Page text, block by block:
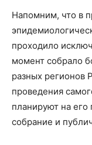
Напомним, что в
проходило
момент собрало
разных регионов
проведения
планируют на его
собрание и